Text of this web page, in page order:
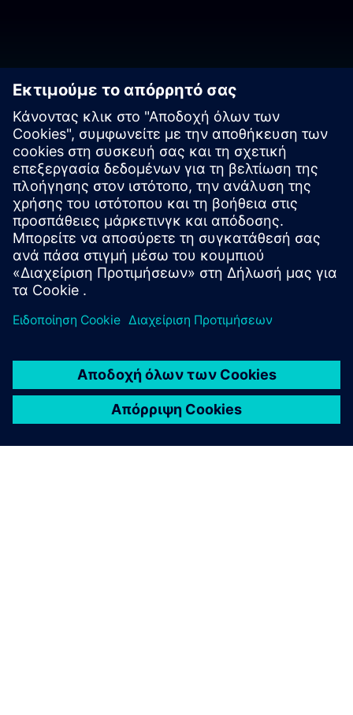
Ας μιλήσουμε!
Επικοινωνήστε με ερωτήσεις ή σχόλια. Είμαστε εδώ για να
βοηθήσουμε!
Επικοινωνήστε μαζί μας